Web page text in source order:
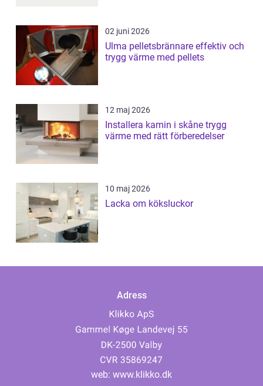
02 juni 2026
Ulma pelletsbrännare effektiv och
trygg värme med pellets
12 maj 2026
Installera kamin i skåne trygg
värme med rätt förberedelser
10 maj 2026
Lacka om köksluckor
Adress
web: www.klikko.dk